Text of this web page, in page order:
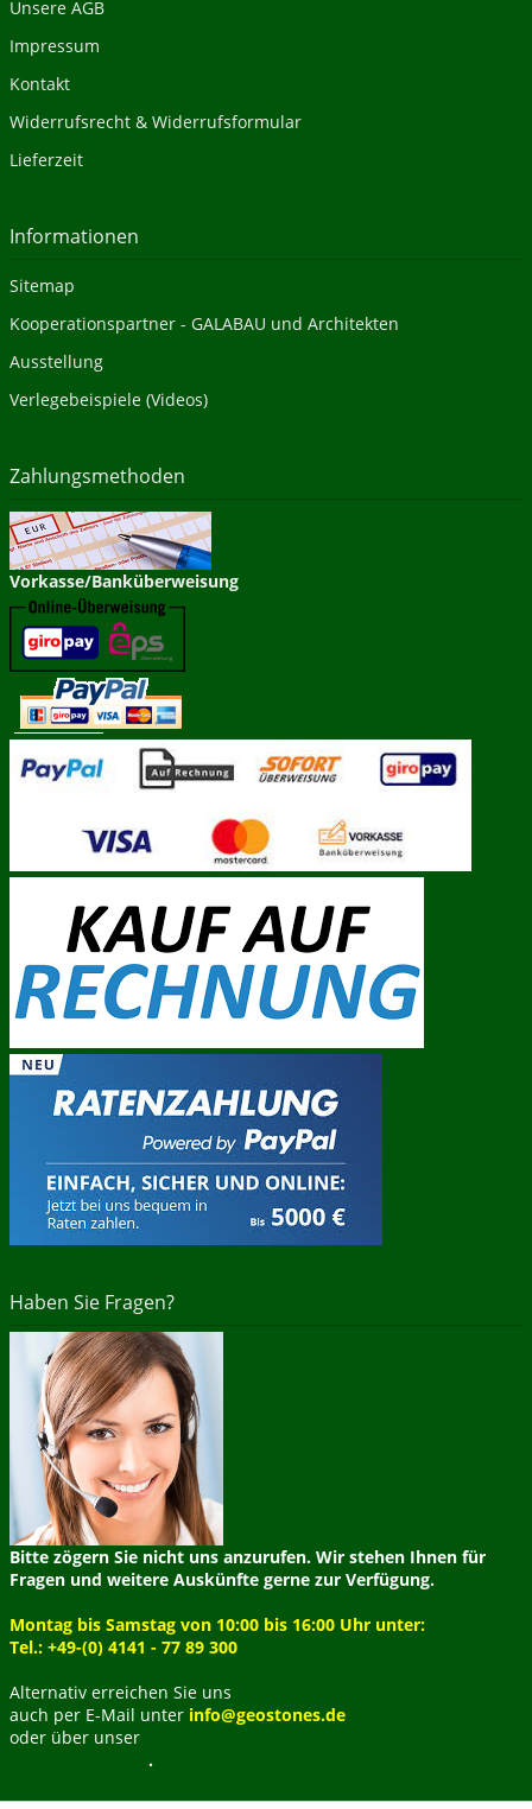
Unsere AGB
Impressum
Kontakt
Widerrufsrecht & Widerrufsformular
Lieferzeit
Informationen
Sitemap
Kooperationspartner - GALABAU und Architekten
Ausstellung
Verlegebeispiele (Videos)
Zahlungsmethoden
Vorkasse/Banküberweisung
Haben Sie Fragen?
Bitte zögern Sie nicht uns anzurufen. Wir stehen Ihnen für
Fragen und weitere Auskünfte gerne zur Verfügung.
Montag bis Samstag von 10:00 bis 16:00 Uhr unter:
Tel.: +49-(0) 4141 - 77 89 300
Alternativ erreichen Sie uns
auch per E-Mail unter info@geostones.de
oder über unser
.